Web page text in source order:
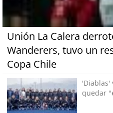
Unión La Calera
Wanderers, tuvo un
Copa Chile
'Diablas'
quedar